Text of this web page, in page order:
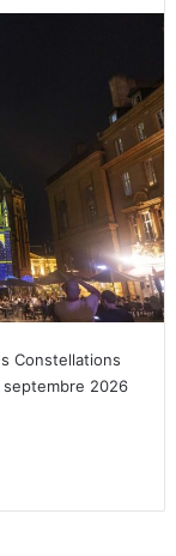
Constellations
2026